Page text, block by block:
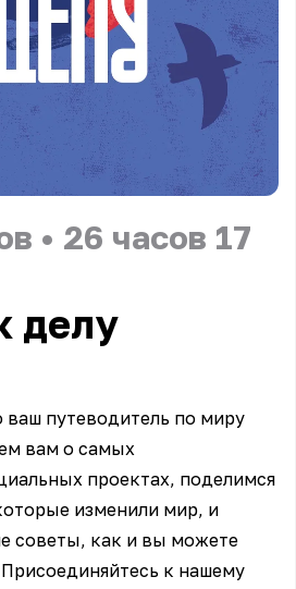
• 26 часов 17
делу
ваш путеводитель по миру
вам о самых
проектах, поделимся
изменили мир, и
советы, как и вы можете
к нашему